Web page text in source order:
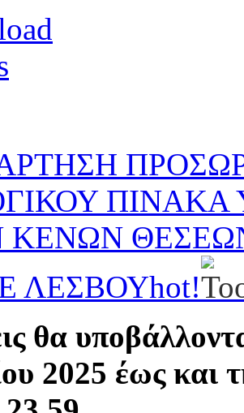
ΚΕΝΩΝ
ΛΕΣΒΟΥhot!
θα
2025 έως και